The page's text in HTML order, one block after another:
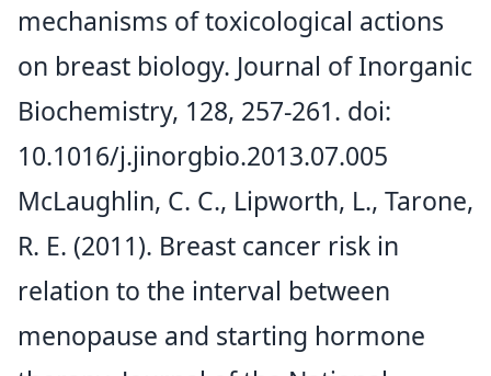
mechanisms of toxicological actions
on breast biology. Journal of Inorganic
Biochemistry, 128, 257-261. doi:
10.1016/j.jinorgbio.2013.07.005
McLaughlin, C. C., Lipworth, L., Tarone,
R. E. (2011). Breast cancer risk in
relation to the interval between
menopause and starting hormone